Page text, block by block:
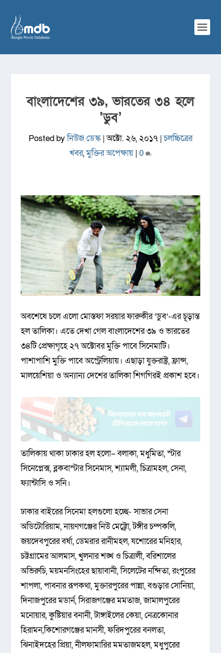
বাংলাদেশের ৩৯, ভারতের ৩৪ হলে
‘ডুব’
Posted byনিউজ ডেস্ক|অক্টো. ২৬, ২০১৭ |চলচ্চিত্রের
খবর,মুক্তির অপেক্ষায়| 0
অবশেষে চলে এলো মোস্তফা সরয়ার ফারুকীর ‘ডুব’-এর চূড়ান্ত
হল তালিকা। এতে দেখা গেল বাংলাদেশের ৩৯ ও ভারতের
৩৪টি প্রেক্ষাগৃহে ২৭ অক্টোবর মুক্তি পাবে সিনেমাটি।
পাশাপাশি মুক্তি পাবে অস্ট্রেলিয়ায়। এছাড়া যুক্তরাষ্ট্র, ফ্রান্স,
মালয়েশিয়া ও অন্যান্য দেশের তালিকা শিগগিরই প্রকাশ হবে।
তালিকায় থাকা ঢাকার হল হলো– বলাকা, মধুমিতা, স্টার
সিনেপ্লেক্স, ব্লকবাস্টার সিনেমাস, শ্যামলী, চিত্রামহল, সেনা,
ফ্যান্টাসি ও সনি।
ঢাকার বাইরের সিনেমা হলগুলো হচ্ছে- সাভার সেনা
অডিটোরিয়াম, নায়ণগঞ্জের নিউ মেট্ট্রো, টঙ্গীর চম্পকলি,
জয়দেবপুরের বর্ষা, ডেমরার রানীমহল, যশোরের মনিহার,
চট্টগ্রামের আলমাস, খুলনার শঙ্খ ও চিত্রালী, বরিশালের
অভিরুচি, ময়মনসিংহের ছায়াবানী, সিলেটের নন্দিতা, রংপুরের
শাপলা, পাবনার রূপকথা, মুক্তারপুরের পান্না, বগুড়ার সোনিয়া,
দিনাজপুরের মডার্ন, সিরাজগঞ্জের মমতাজ, জামালপুরের
মনোয়ার, কুষ্টিয়ার বনানী, টাঙ্গাইলের কেয়া, নেত্রকোনার
হিরামন,কিশোরগঞ্জের মানসী, ফরিদপুরের বনলতা,
ঝিনাইদহের প্রিয়া, নীলফামারির মমতাজমহল, মধুপুরের